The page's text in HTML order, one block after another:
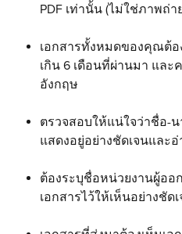
PDF เท่านั้น (ไม่ใช่ภาพถ่
เอกสารทั้งหมดของคุณต้อ
เกิน 6 เดือนที่ผ่านมา แล
อังกฤษ
ตรวจสอบให้แน่ใจว่าชื่อ-
แสดงอยู่อย่างชัดเจนและ
ต้องระบุชื่อหน่วยงานผู้ออ
เอกสารไว้ให้เห็นอย่างชัด